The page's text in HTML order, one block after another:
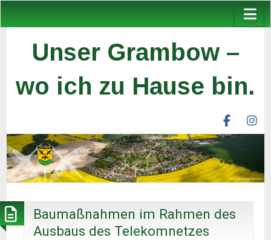
Unser Grambow –
wo ich zu Hause bin.
unser
ev
Baumaßnahmen im Rahmen des
Ausbaus des Telekomnetzes